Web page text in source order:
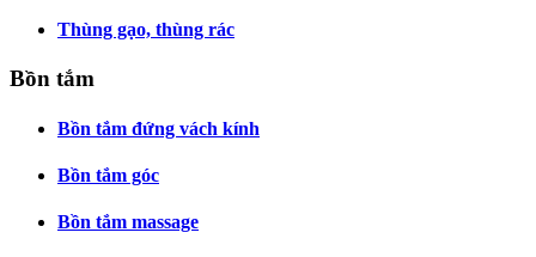
Thùng gạo, thùng rác
Bồn tắm
Bồn tắm đứng vách kính
Bồn tắm góc
Bồn tắm massage